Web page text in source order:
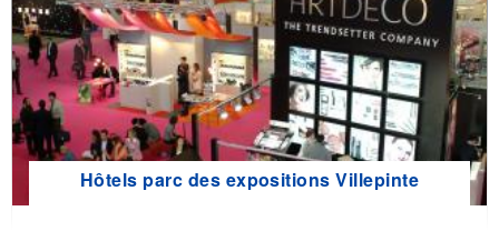
Hôtels parc des expositions Villepinte